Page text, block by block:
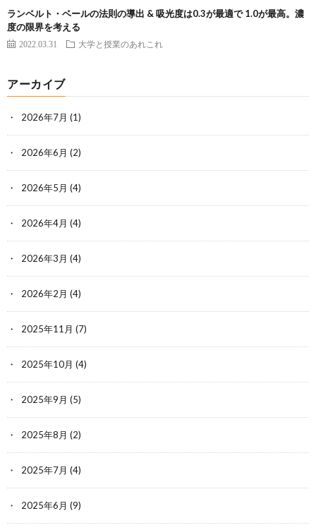
ランベルト・ベールの法則の導出 & 吸光度は0.3が最適で 1.0が最高。濃
度の限界を考える
2022.03.31 大学と授業のあれこれ
アーカイブ
2026年7月 (1)
2026年6月 (2)
2026年5月 (4)
2026年4月 (4)
2026年3月 (4)
2026年2月 (4)
2025年11月 (7)
2025年10月 (4)
2025年9月 (5)
2025年8月 (2)
2025年7月 (4)
2025年6月 (9)